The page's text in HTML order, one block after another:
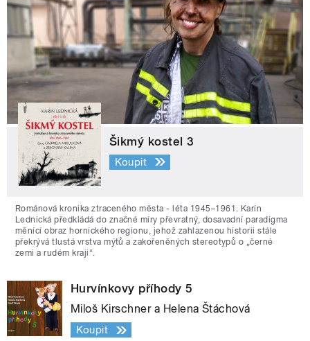
Šikmý kostel 3
Koupit
Románová kronika ztraceného města - léta 1945–1961. Karin
Lednická předkládá do značné míry převratný, dosavadní paradigma
měnící obraz hornického regionu, jehož zahlazenou historii stále
překrývá tlustá vrstva mýtů a zakořeněných stereotypů o „černé
zemi a rudém kraji“.
Hurvínkovy příhody 5
Miloš Kirschner a Helena Štáchová
Koupit